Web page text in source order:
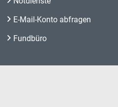
E-Mail-Konto abfragen
Fundbüro